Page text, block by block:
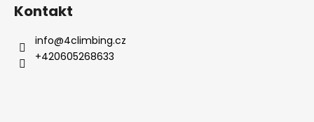
Kontakt
info@4climbing.cz
+420605268633